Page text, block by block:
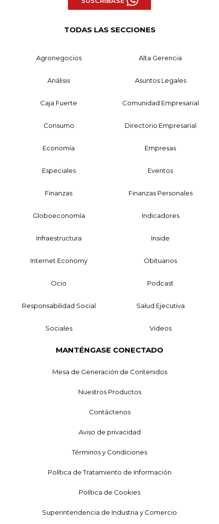
TODAS LAS SECCIONES
Agronegocios Alta Gerencia
Análisis Asuntos Legales
Caja Fuerte Comunidad Empresarial
Consumo Directorio Empresarial
Economía Empresas
Especiales Eventos
Finanzas Finanzas Personales
Globoeconomía Indicadores
Infraestructura Inside
Internet Economy Obituarios
Ocio Podcast
Responsabilidad Social Salud Ejecutiva
Sociales Videos
MANTÉNGASE CONECTADO
Mesa de Generación de Contenidos
Nuestros Productos
Contáctenos
Aviso de privacidad
Términos y Condiciones
Política de Tratamiento de Información
Política de Cookies
Superintendencia de Industria y Comercio